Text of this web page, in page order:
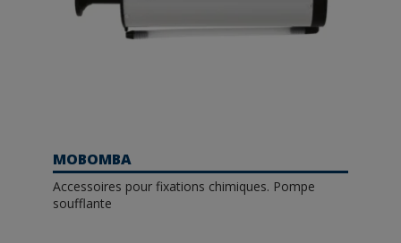
MOBOMBA
Accessoires pour fixations chimiques. Pompe
soufflante